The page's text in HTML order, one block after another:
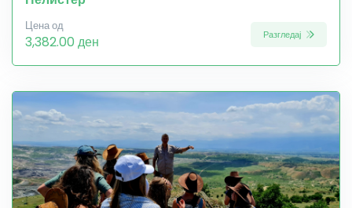
Цена од
3,382.00 ден Разгледај